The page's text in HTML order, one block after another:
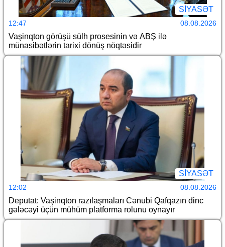
SİYASƏT
12:47 08.08.2026
Vaşinqton görüşü sülh prosesinin və ABŞ ilə
münasibətlərin tarixi dönüş nöqtəsidir
SİYASƏT
12:02 08.08.2026
Deputat: Vaşinqton razılaşmaları Cənubi Qafqazın dinc
gələcəyi üçün mühüm platforma rolunu oynayır